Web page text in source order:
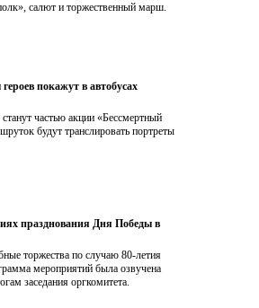
салют и торжественный марш.
покажут в автобусах
частью акции «Бессмертный
будут транслировать портреты
празднования Дня Победы в
торжества по случаю 80-летия
мероприятий была озвучена
заседания оргкомитета.